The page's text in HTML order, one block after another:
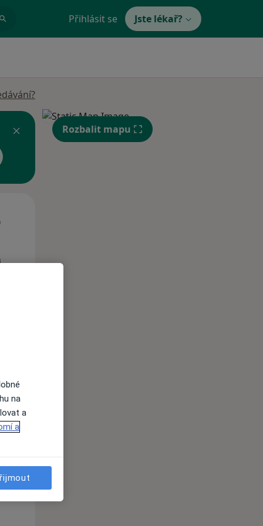
Přihlásit se Jste lékař?
Rozbalit mapu
na
a
a